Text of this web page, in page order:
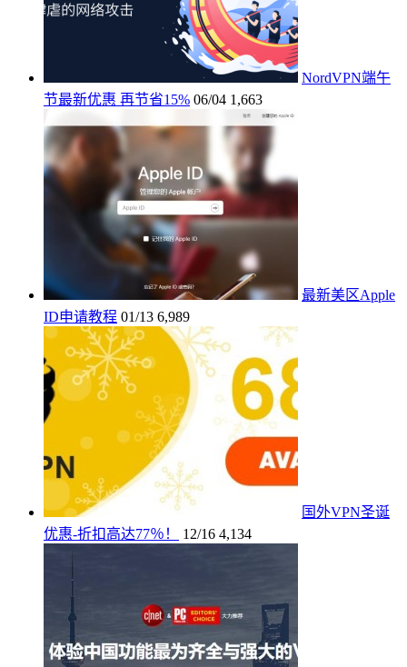
NordVPN端午
节最新优惠 再节省15% 06/04 1,663
最新美区Apple
ID申请教程 01/13 6,989
国外VPN圣诞
优惠-折扣高达77％！
12/16 4,134